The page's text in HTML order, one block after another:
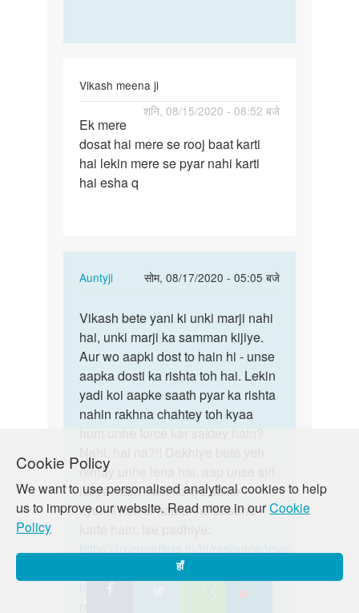
Cookie Policy
We want to use personalised analytical cookies to help
us to improve our website. Read more in ourCookie
Policy
हाँ
Vikash meena ji
शनि, 08/15/2020 - 08:52 बजे
Ek
mere
dosat
hai
Ek mere
dosat hai mere se rooj baat karti
hai lekin mere se pyar nahi karti
hai esha q
Auntyji
सोम, 08/17/2020 - 05:05 बजे
In
to
Ek
mere
dosat
hai
mere
meena
ji
Vikash
bete
yani
ki
unki…
Vikash bete yani ki unki marji nahi
hai, unki marji ka samman kijiye.
Aur wo aapki dost to hain hi - unse
aapka dosti ka rishta toh hai. Lekin
yadi koi aapke saath pyar ka rishta
nahin rakhna chahtey toh kyaa
nirnay unhe lena hai, aap unse sirf
isliye haan nahi karwa sakte
kyunki kewal aap unhe pasand
https://lovematters.in/hi/resource/love-
and-relationships
https://lovematters.in/hi/love-and-